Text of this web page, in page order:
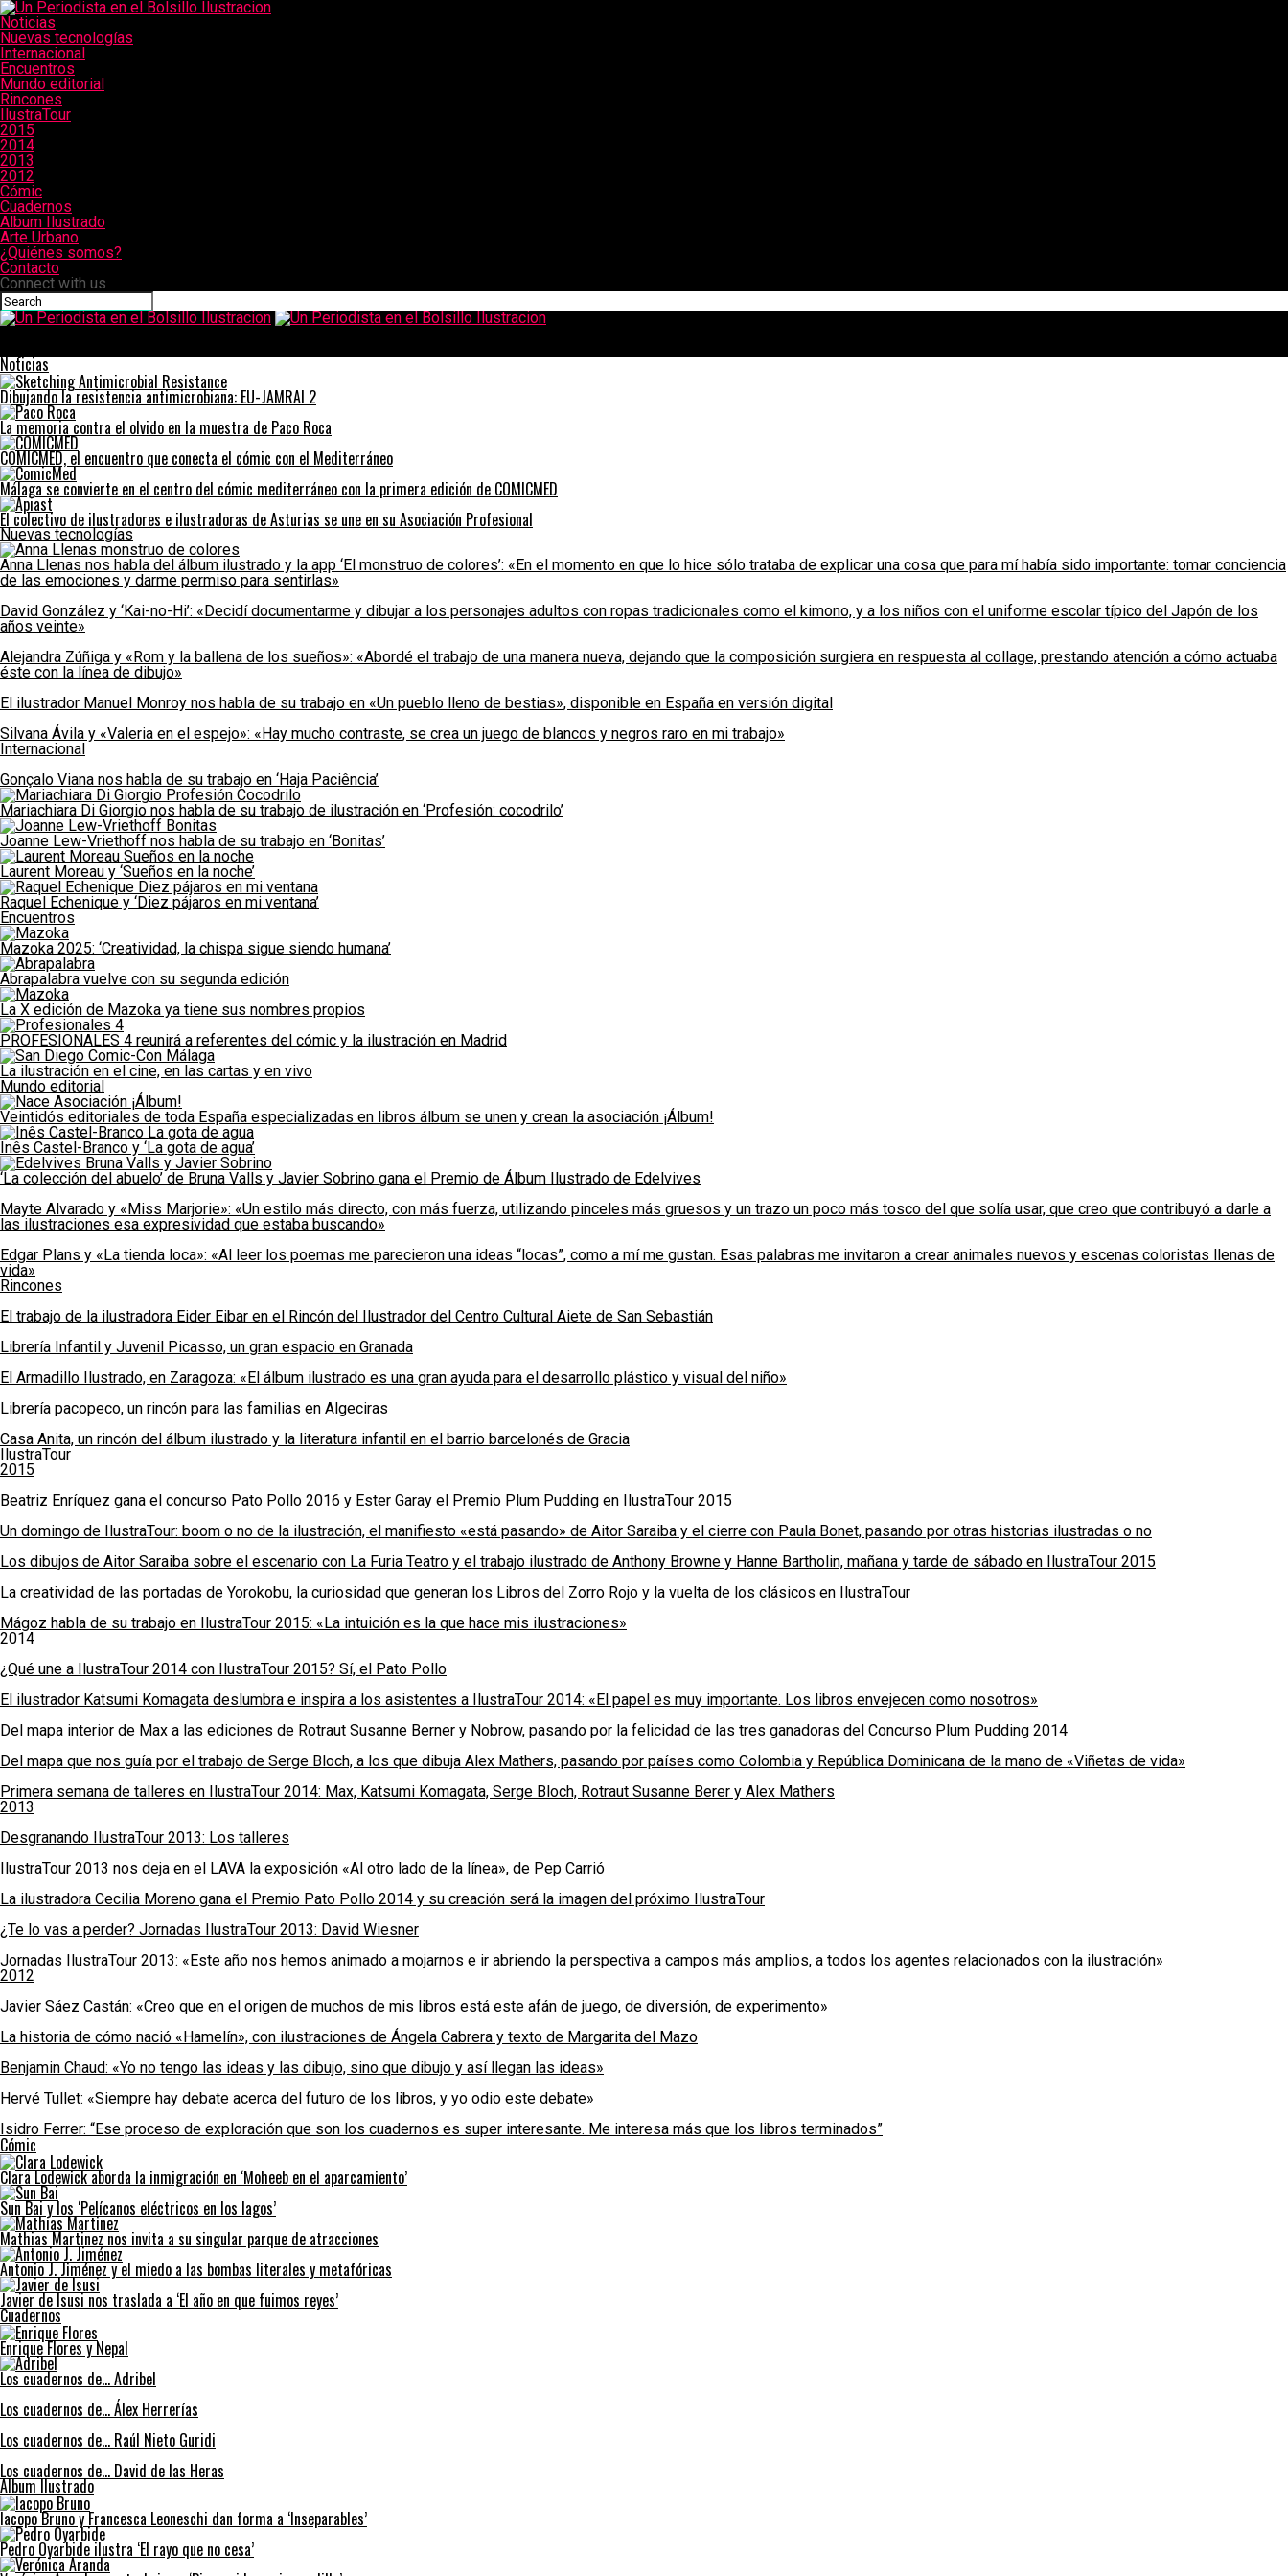
Noticias
Nuevas tecnologías
Internacional
Encuentros
Mundo editorial
Rincones
IlustraTour
2015
2014
2013
2012
Cómic
Cuadernos
Album Ilustrado
Arte Urbano
¿Quiénes somos?
Contacto
Connect with us
Noticias
Dibujando la resistencia antimicrobiana: EU-JAMRAI 2
La memoria contra el olvido en la muestra de Paco Roca
COMICMED, el encuentro que conecta el cómic con el Mediterráneo
Málaga se convierte en el centro del cómic mediterráneo con la primera edición de COMICMED
El colectivo de ilustradores e ilustradoras de Asturias se une en su Asociación Profesional
Nuevas tecnologías
Anna Llenas nos habla del álbum ilustrado y la app ‘El monstruo de colores’: «En el momento en que lo hice sólo trataba de explicar una cosa que para mí había sido importante: tomar conciencia
de las emociones y darme permiso para sentirlas»
David González y ‘Kai-no-Hi’: «Decidí documentarme y dibujar a los personajes adultos con ropas tradicionales como el kimono, y a los niños con el uniforme escolar típico del Japón de los
años veinte»
Alejandra Zúñiga y «Rom y la ballena de los sueños»: «Abordé el trabajo de una manera nueva, dejando que la composición surgiera en respuesta al collage, prestando atención a cómo actuaba
éste con la línea de dibujo»
El ilustrador Manuel Monroy nos habla de su trabajo en «Un pueblo lleno de bestias», disponible en España en versión digital
Silvana Ávila y «Valeria en el espejo»: «Hay mucho contraste, se crea un juego de blancos y negros raro en mi trabajo»
Internacional
Gonçalo Viana nos habla de su trabajo en ‘Haja Paciência’
Mariachiara Di Giorgio nos habla de su trabajo de ilustración en ‘Profesión: cocodrilo’
Joanne Lew-Vriethoff nos habla de su trabajo en ‘Bonitas’
Laurent Moreau y ‘Sueños en la noche’
Raquel Echenique y ‘Diez pájaros en mi ventana’
Encuentros
Mazoka 2025: ‘Creatividad, la chispa sigue siendo humana’
Abrapalabra vuelve con su segunda edición
La X edición de Mazoka ya tiene sus nombres propios
PROFESIONALES 4 reunirá a referentes del cómic y la ilustración en Madrid
La ilustración en el cine, en las cartas y en vivo
Mundo editorial
Veintidós editoriales de toda España especializadas en libros álbum se unen y crean la asociación ¡Álbum!
Inês Castel-Branco y ‘La gota de agua’
‘La colección del abuelo’ de Bruna Valls y Javier Sobrino gana el Premio de Álbum Ilustrado de Edelvives
Mayte Alvarado y «Miss Marjorie»: «Un estilo más directo, con más fuerza, utilizando pinceles más gruesos y un trazo un poco más tosco del que solía usar, que creo que contribuyó a darle a
las ilustraciones esa expresividad que estaba buscando»
Edgar Plans y «La tienda loca»: «Al leer los poemas me parecieron una ideas “locas”, como a mí me gustan. Esas palabras me invitaron a crear animales nuevos y escenas coloristas llenas de
vida»
Rincones
El trabajo de la ilustradora Eider Eibar en el Rincón del Ilustrador del Centro Cultural Aiete de San Sebastián
Librería Infantil y Juvenil Picasso, un gran espacio en Granada
El Armadillo Ilustrado, en Zaragoza: «El álbum ilustrado es una gran ayuda para el desarrollo plástico y visual del niño»
Librería pacopeco, un rincón para las familias en Algeciras
Casa Anita, un rincón del álbum ilustrado y la literatura infantil en el barrio barcelonés de Gracia
IlustraTour
2015
Beatriz Enríquez gana el concurso Pato Pollo 2016 y Ester Garay el Premio Plum Pudding en IlustraTour 2015
Un domingo de IlustraTour: boom o no de la ilustración, el manifiesto «está pasando» de Aitor Saraiba y el cierre con Paula Bonet, pasando por otras historias ilustradas o no
Los dibujos de Aitor Saraiba sobre el escenario con La Furia Teatro y el trabajo ilustrado de Anthony Browne y Hanne Bartholin, mañana y tarde de sábado en IlustraTour 2015
La creatividad de las portadas de Yorokobu, la curiosidad que generan los Libros del Zorro Rojo y la vuelta de los clásicos en IlustraTour
Mágoz habla de su trabajo en IlustraTour 2015: «La intuición es la que hace mis ilustraciones»
2014
¿Qué une a IlustraTour 2014 con IlustraTour 2015? Sí, el Pato Pollo
El ilustrador Katsumi Komagata deslumbra e inspira a los asistentes a IlustraTour 2014: «El papel es muy importante. Los libros envejecen como nosotros»
Del mapa interior de Max a las ediciones de Rotraut Susanne Berner y Nobrow, pasando por la felicidad de las tres ganadoras del Concurso Plum Pudding 2014
Del mapa que nos guía por el trabajo de Serge Bloch, a los que dibuja Alex Mathers, pasando por países como Colombia y República Dominicana de la mano de «Viñetas de vida»
Primera semana de talleres en IlustraTour 2014: Max, Katsumi Komagata, Serge Bloch, Rotraut Susanne Berer y Alex Mathers
2013
Desgranando IlustraTour 2013: Los talleres
IlustraTour 2013 nos deja en el LAVA la exposición «Al otro lado de la línea», de Pep Carrió
La ilustradora Cecilia Moreno gana el Premio Pato Pollo 2014 y su creación será la imagen del próximo IlustraTour
¿Te lo vas a perder? Jornadas IlustraTour 2013: David Wiesner
Jornadas IlustraTour 2013: «Este año nos hemos animado a mojarnos e ir abriendo la perspectiva a campos más amplios, a todos los agentes relacionados con la ilustración»
2012
Javier Sáez Castán: «Creo que en el origen de muchos de mis libros está este afán de juego, de diversión, de experimento»
La historia de cómo nació «Hamelín», con ilustraciones de Ángela Cabrera y texto de Margarita del Mazo
Benjamin Chaud: «Yo no tengo las ideas y las dibujo, sino que dibujo y así llegan las ideas»
Hervé Tullet: «Siempre hay debate acerca del futuro de los libros, y yo odio este debate»
Isidro Ferrer: “Ese proceso de exploración que son los cuadernos es super interesante. Me interesa más que los libros terminados”
Cómic
Clara Lodewick aborda la inmigración en ‘Moheeb en el aparcamiento’
Sun Bai y los ‘Pelícanos eléctricos en los lagos’
Mathias Martinez nos invita a su singular parque de atracciones
Antonio J. Jiménez y el miedo a las bombas literales y metafóricas
Javier de Isusi nos traslada a ‘El año en que fuimos reyes’
Cuadernos
Enrique Flores y Nepal
Los cuadernos de… Adribel
Los cuadernos de… Álex Herrerías
Los cuadernos de… Raúl Nieto Guridi
Los cuadernos de… David de las Heras
Album Ilustrado
Iacopo Bruno y Francesca Leoneschi dan forma a ‘Inseparables’
Pedro Oyarbide ilustra ‘El rayo que no cesa’